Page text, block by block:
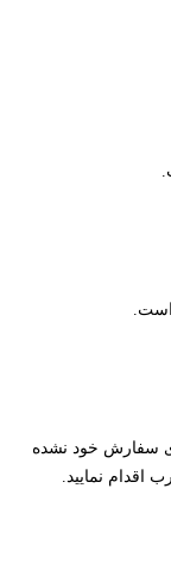
است.
سفارش خود نشده
اقدام نمایید.